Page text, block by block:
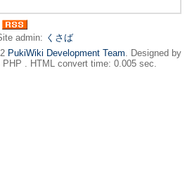
admin: くさば
PukiWiki Development Team. Designed by
PHP . HTML convert time: 0.005 sec.